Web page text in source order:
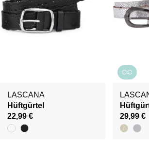
LASCANA
Hüftgürtel
22,99 €
29,99 €